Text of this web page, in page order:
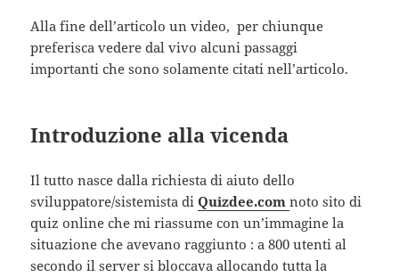
Alla fine dell’articolo un video, per chiunque
preferisca vedere dal vivo alcuni passaggi
importanti che sono solamente citati nell’articolo.
Introduzione alla vicenda
Il tutto nasce dalla richiesta di aiuto dello
sviluppatore/sistemista diQuizdee.comnoto sito di
quiz online che mi riassume con un’immagine la
situazione che avevano raggiunto : a 800 utenti al
secondo il server si bloccava allocando tutta la